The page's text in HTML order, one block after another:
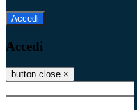
Accedi
Accedi
button close ×